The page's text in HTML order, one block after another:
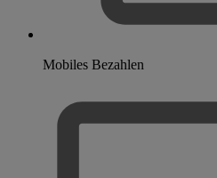
Mobiles Bezahlen